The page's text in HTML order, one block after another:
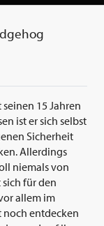
15 Jahren
ist er sich selbst
Sicherheit
Allerdings
niemals von
sich für den
allem im
noch entdecken